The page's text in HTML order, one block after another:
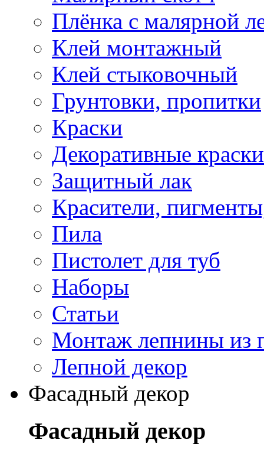
Плёнка с малярной
Клей монтажный
Клей стыковочный
Грунтовки, пропитки
Краски
Декоративные краски
Защитный лак
Красители,
Пила
Пистолет для туб
Наборы
Статьи
Монтаж лепнины из
Лепной декор
Фасадный декор
Фасадный декор